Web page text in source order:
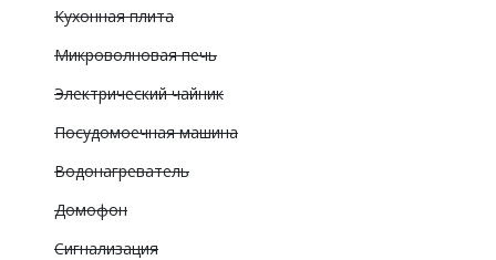
Кухонная плита
Микроволновая печь
Электрический чайник
Посудомоечная машина
Водонагреватель
Домофон
Сигнализация